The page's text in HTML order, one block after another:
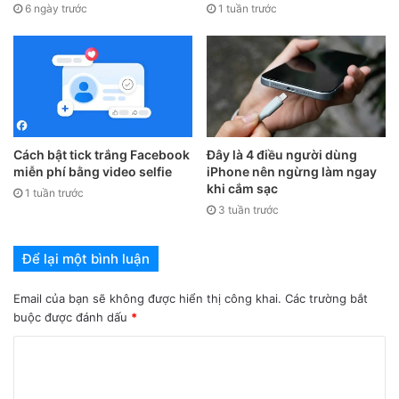
Bước 3.Lúc này, bạn chọn Tạo độ sắc nét và kéo điều
chỉnh độ nét phù hợp với video. Sau khi hoàn thành bạn
nhấn vào biểu tượng mũi tên để lưu video về máy.
6 ngày trước 1 tuần trước
Cách bật tick trắng Facebook
miễn phí bằng video selfie
1 tuần trước
Đây là 4 điều người dùng
iPhone nên ngừng làm ngay
khi cắm sạc
3 tuần trước
Để lại một bình luận
Email của bạn sẽ không được hiển thị công khai. Các trường bắt
buộc được đánh dấu *